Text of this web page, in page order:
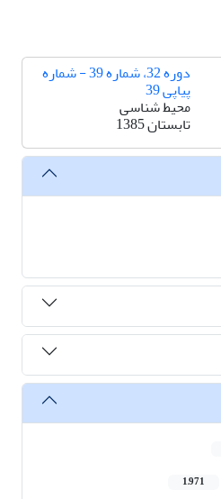
دوره 32، شماره 39 - شماره
پیاپی 39
محیط شناسی
تابستان 1385
1,971